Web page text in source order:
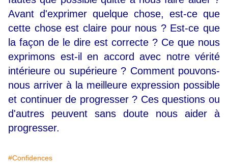
Avant d'exprimer quelque chose, est-ce que
cette chose est claire pour nous ? Est-ce que
la façon de le dire est correcte ? Ce que nous
exprimons est-il en accord avec notre vérité
intérieure ou supérieure ? Comment pouvons-
nous arriver à la meilleure expression possible
et continuer de progresser ? Ces questions ou
d'autres peuvent sans doute nous aider à
progresser.
#Confidences